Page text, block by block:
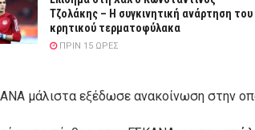
Τζολάκης – Η συγκινητική ανάρτηση του
κρητικού τερματοφύλακα
ΠΡΙΝ 15 ΏΡΕΣ
μάλιστα εξέδωσε ανακοίνωση στην